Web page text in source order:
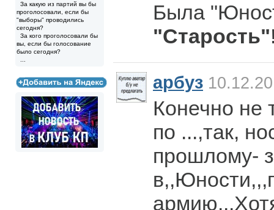
За какую из партий вы бы
проголосовали, если бы
"выборы" проводились
сегодня?
За кого проголосовали бы
вы, если бы голосование
было сегодня?
Была
"Старость"
арбуз
Конечно не
по ...,так,
прошлому-